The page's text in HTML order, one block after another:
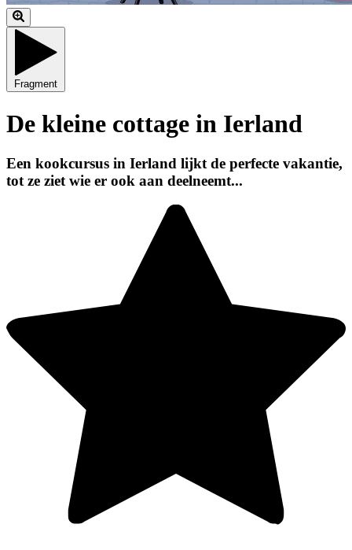
Fragment
De kleine cottage in Ierland
Een kookcursus in Ierland lijkt de perfecte vakantie,
tot ze ziet wie er ook aan deelneemt...